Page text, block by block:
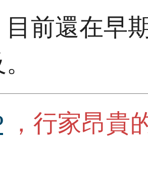
目前還在早
，行家昂貴